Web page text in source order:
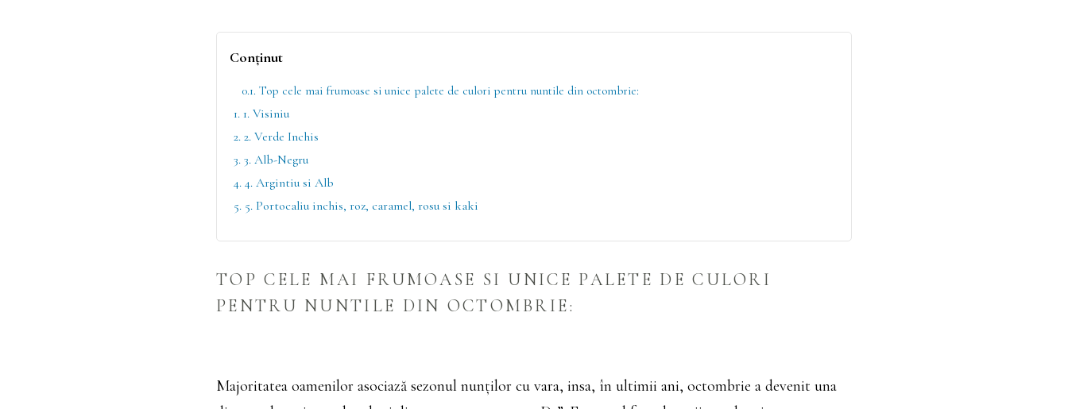
Conținut
0.1. Top cele mai frumoase si unice palete de culori pentru nuntile din octombrie:
1. 1. Visiniu
2. 2. Verde Inchis
3. 3. Alb-Negru
4. 4. Argintiu si Alb
5. 5. Portocaliu inchis, roz, caramel, rosu si kaki
TOP CELE MAI FRUMOASE SI UNICE PALETE DE CULORI
PENTRU NUNTILE DIN OCTOMBRIE:
Majoritatea oamenilor asociază sezonul nunților cu vara, insa, în ultimii ani, octombrie a devenit una